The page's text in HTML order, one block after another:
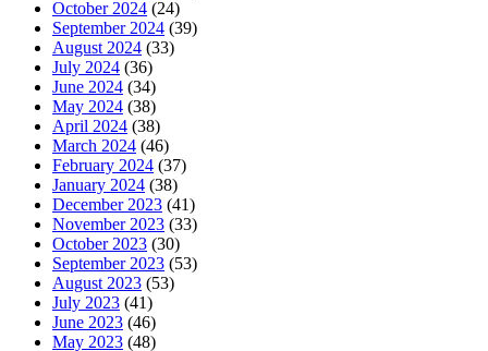
October 2024 (24)
September 2024 (39)
August 2024 (33)
July 2024 (36)
June 2024 (34)
May 2024 (38)
April 2024 (38)
March 2024 (46)
February 2024 (37)
January 2024 (38)
December 2023 (41)
November 2023 (33)
October 2023 (30)
September 2023 (53)
August 2023 (53)
July 2023 (41)
June 2023 (46)
May 2023 (48)